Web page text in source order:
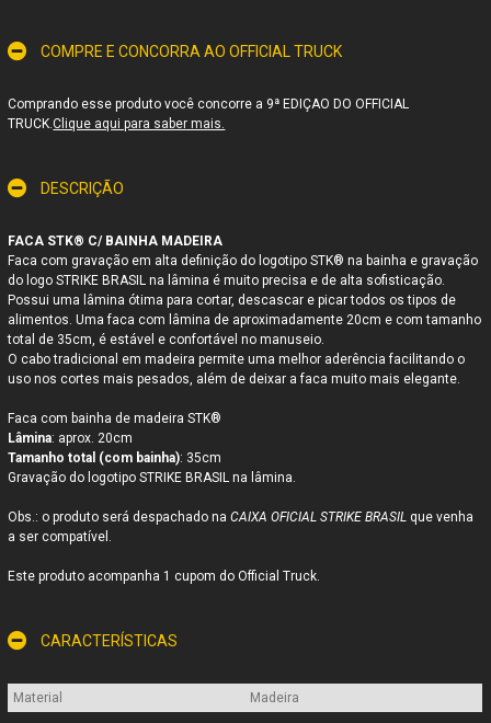
COMPRE E CONCORRA AO OFFICIAL TRUCK
Comprando esse produto você concorre a 9ª EDIÇAO DO OFFICIAL
TRUCK.Clique aqui para saber mais.
DESCRIÇÃO
FACA STK® C/ BAINHA MADEIRA
Faca com gravação em alta definição do logotipo STK® na bainha e gravação
do logo STRIKE BRASIL na lâmina é muito precisa e de alta sofisticação.
Possui uma lâmina ótima para cortar, descascar e picar todos os tipos de
alimentos. Uma faca com lâmina de aproximadamente 20cm e com tamanho
total de 35cm, é estável e confortável no manuseio.
O cabo tradicional em madeira permite uma melhor aderência facilitando o
uso nos cortes mais pesados, além de deixar a faca muito mais elegante.
Faca com bainha de madeira STK®
Lâmina: aprox. 20cm
Tamanho total (com bainha): 35cm
Gravação do logotipo STRIKE BRASIL na lâmina.
Obs.: o produto será despachado naCAIXA OFICIAL STRIKE BRASIL que venha
a ser compatível.
Este produto acompanha 1 cupom do Official Truck.
CARACTERÍSTICAS
Material Madeira